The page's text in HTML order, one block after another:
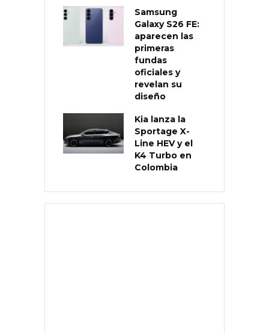
Samsung
Galaxy S26 FE:
aparecen las
primeras
fundas
oficiales y
revelan su
diseño
Kia lanza la
Sportage X-
Line HEV y el
K4 Turbo en
Colombia